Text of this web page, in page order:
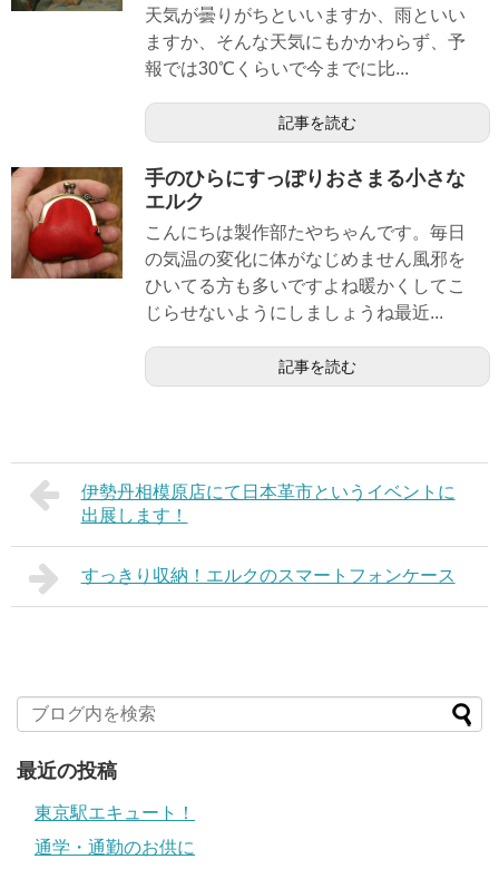
天気が曇りがちといいますか、雨といい
ますか、そんな天気にもかかわらず、予
報では30℃くらいで今までに比...
記事を読む
手のひらにすっぽりおさまる小さな
エルク
こんにちは製作部たやちゃんです。毎日
の気温の変化に体がなじめません風邪を
ひいてる方も多いですよね暖かくしてこ
じらせないようにしましょうね最近...
記事を読む
伊勢丹相模原店にて日本革市というイベントに
出展します！
すっきり収納！エルクのスマートフォンケース
最近の投稿
東京駅エキュート！
通学・通勤のお供に